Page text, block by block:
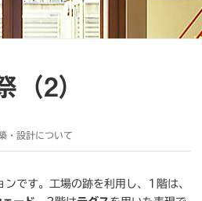
（2）
・設計について
ンです。工場の跡を利用し、1階は、